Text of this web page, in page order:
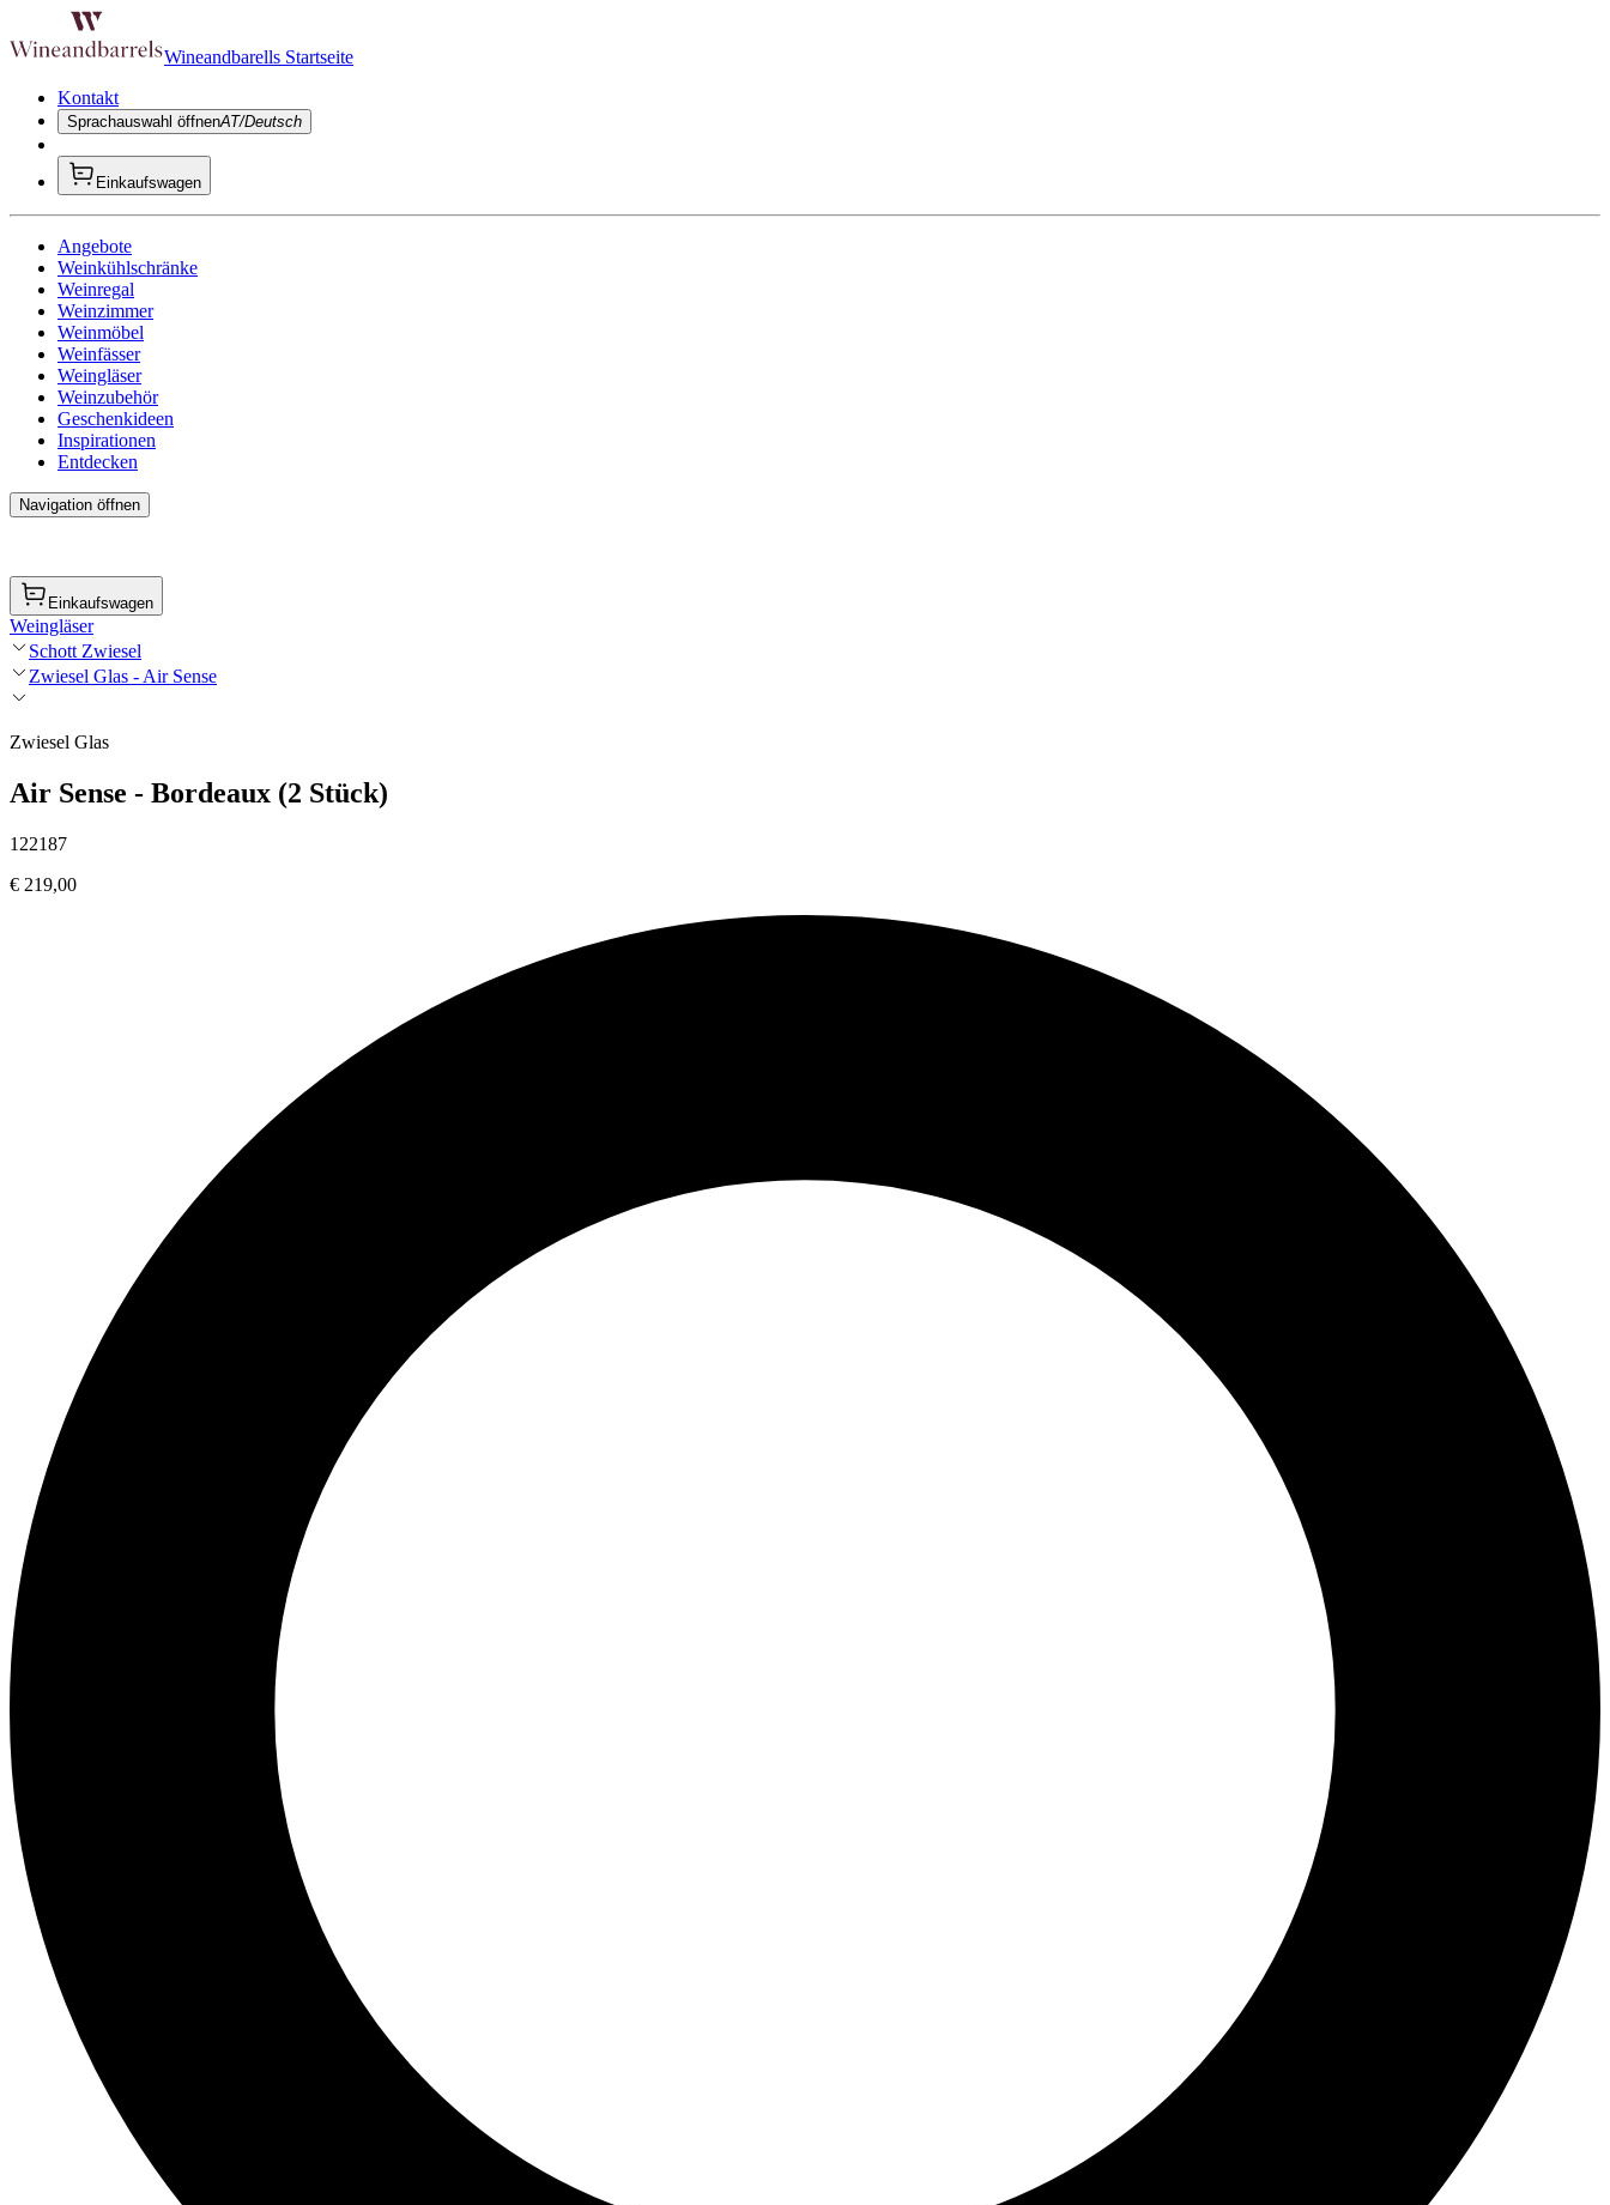
Wineandbarells Startseite
Kontakt
Sprachauswahl öffnenAT/Deutsch
Einkaufswagen
Angebote
Weinkühlschränke
Weinregal
Weinzimmer
Weinmöbel
Weinfässer
Weingläser
Weinzubehör
Geschenkideen
Inspirationen
Entdecken
Navigation öffnen
Einkaufswagen
Weingläser
Schott Zwiesel
Zwiesel Glas - Air Sense
Zwiesel Glas
Air Sense - Bordeaux (2 Stück)
122187
€ 219,00